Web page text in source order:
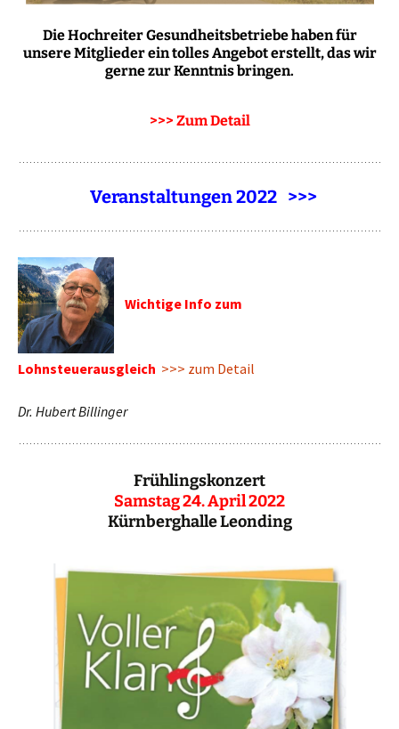
Die Hochreiter Gesundheitsbetriebe haben für
unsere Mitglieder ein tolles Angebot erstellt, das wir
gerne zur Kenntnis bringen.
>>> Zum Detail
Veranstaltungen 2022 >>>
Wichtige Info zum
Lohnsteuerausgleich >>> zum Detail
Dr. Hubert Billinger
Frühlingskonzert
Samstag 24. April 2022
Kürnberghalle Leonding